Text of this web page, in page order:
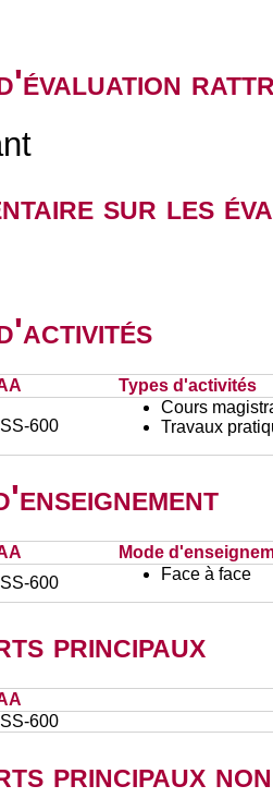
sur les
Types d'activités
600
Cours
Travaux
Mode
600
Face à face
principaux
600
principaux